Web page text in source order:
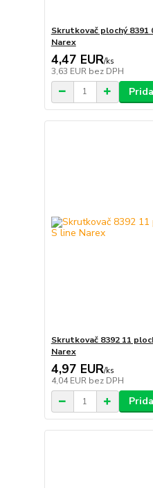
Skrutkovač plochý 8391
Narex
4,47 EUR/ks
3,63 EUR bez DPH
Skrutkovač 8392 11
Narex
4,97 EUR/ks
4,04 EUR bez DPH